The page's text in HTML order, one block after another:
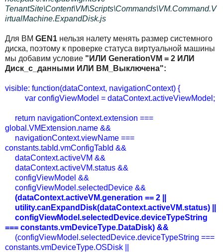
TenantSite\Content\VM\Scripts\Commands\VM.Command.V
irtualMachine.ExpandDisk.js
Для ВМ GEN1 нельзя налету менять размер системного
диска, поэтому к проверке статуса виртуальной машины
мы добавим условие "ИЛИ GenerationVM = 2 ИЛИ
Диск_с_данными ИЛИ ВМ_Выключена":
visible: function(dataContext, navigationContext) {
var configViewModel = dataContext.activeViewModel;
return navigationContext.extension ===
global.VMExtension.name &&
navigationContext.viewName ===
constants.tabId.vmConfigTabId &&
dataContext.activeVM &&
dataContext.activeVM.status &&
configViewModel &&
configViewModel.selectedDevice &&
(dataContext.activeVM.generation == 2 ||
utility.canExpandDisk(dataContext.activeVM.status) ||
configViewModel.selectedDevice.deviceTypeString
=== constants.vmDeviceType.DataDisk) &&
(configViewModel.selectedDevice.deviceTypeString ===
constants.vmDeviceType.OSDisk ||